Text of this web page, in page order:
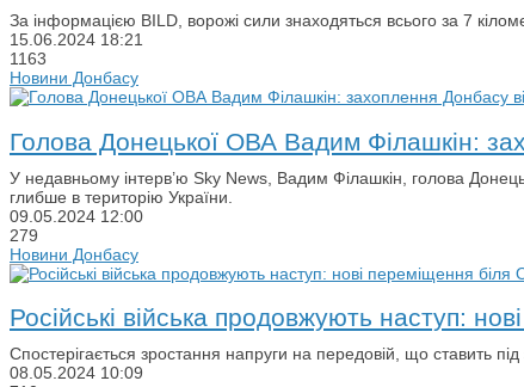
За інформацією BILD, ворожі сили знаходяться всього за 7
15.06.2024 18:21
1163
Новини Донбасу
Голова Донецької ОВА Вадим Філашкін:
У недавньому інтерв’ю Sky News, Вадим Філашкін, голова
глибше в територію України.
09.05.2024 12:00
279
Новини Донбасу
Російські війська продовжують наступ:
Спостерігається зростання напруги на передовій, що ставить під
08.05.2024 10:09